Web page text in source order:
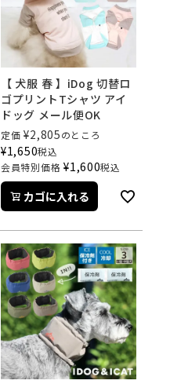
【 犬服 春 】iDog 切替ロ
ゴプリントTシャツ アイ
ドッグ メール便OK
定価 ¥2,805のところ
¥1,650税込
会員特別価格 ¥1,600税込
カゴに入れる